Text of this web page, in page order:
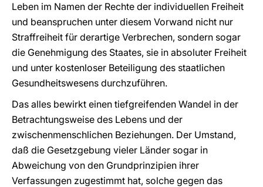
Leben im Namen der Rechte der individuellen Freiheit
und beanspruchen unter diesem Vorwand nicht nur
Straffreiheit für derartige Verbrechen, sondern sogar
die Genehmigung des Staates, sie in absoluter Freiheit
und unter kostenloser Beteiligung des staatlichen
Gesundheitswesens durchzuführen.
Das alles bewirkt einen tiefgreifenden Wandel in der
Betrachtungsweise des Lebens und der
zwischenmenschlichen Beziehungen. Der Umstand,
daß die Gesetzgebung vieler Länder sogar in
Abweichung von den Grundprinzipien ihrer
Verfassungen zugestimmt hat, solche gegen das